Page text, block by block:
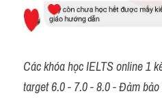
Các khóa học IELTS online 1
target 6.0 - 7.0 - 8.0 - Đảm